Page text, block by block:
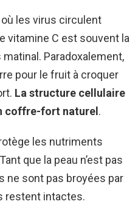
les virus circulent
vitamine C est souvent la
Paradoxalement,
pour le fruit à croquer
La structure cellulaire
coffre-fort naturel .
les nutriments
que la peau n’est pas
ne sont pas broyées par
restent intactes.